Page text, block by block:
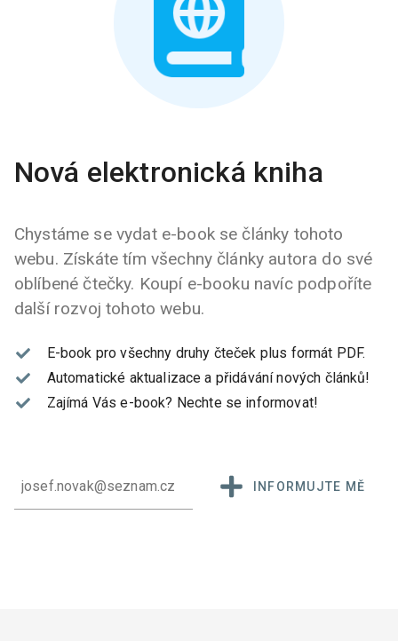
Nová elektronická kniha
Chystáme se vydat e-book se články tohoto
webu. Získáte tím všechny články autora do své
oblíbené čtečky. Koupí e-booku navíc podpoříte
další rozvoj tohoto webu.
E-book pro všechny druhy čteček plus formát PDF.
Automatické aktualizace a přidávání nových článků!
Zajímá Vás e-book? Nechte se informovat!
INFORMUJTE MĚ